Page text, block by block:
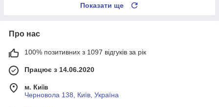
Показати ще
Про нас
100% позитивних з 1097 відгуків за рік
Працює з 14.06.2020
м. Київ
Черновола 138, Київ, Україна